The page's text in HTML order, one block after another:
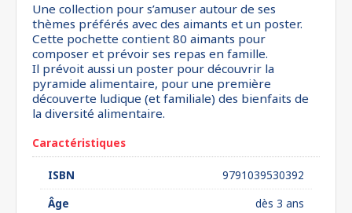
Une collection pour s’amuser autour de ses
thèmes préférés avec des aimants et un poster.
Cette pochette contient 80 aimants pour
composer et prévoir ses repas en famille.
Il prévoit aussi un poster pour découvrir la
pyramide alimentaire, pour une première
découverte ludique (et familiale) des bienfaits de
la diversité alimentaire.
Caractéristiques
ISBN
9791039530392
Âge
dès 3 ans